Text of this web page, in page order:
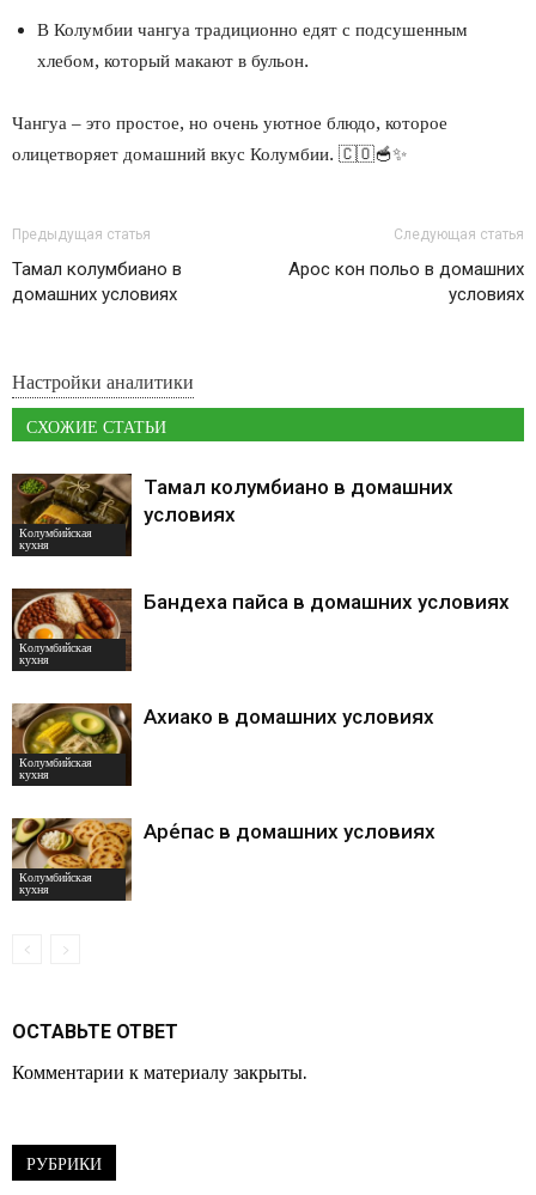
В Колумбии чангуа традиционно едят с подсушенным
хлебом, который макают в бульон.
Чангуа – это простое, но очень уютное блюдо, которое
олицетворяет домашний вкус Колумбии. 🇨🇴🥣✨
Предыдущая статья
Тамал колумбиано в
домашних условиях
Следующая статья
Арос кон польо в домашних
условиях
Настройки аналитики
СХОЖИЕ СТАТЬИ
Колумбийская
кухня
Тамал колумбиано в домашних
условиях
Колумбийская
кухня
Бандеха пайса в домашних условиях
Колумбийская
кухня
Ахиако в домашних условиях
Колумбийская
кухня
Аре́пас в домашних условиях
ОСТАВЬТЕ ОТВЕТ
Комментарии к материалу закрыты.
РУБРИКИ